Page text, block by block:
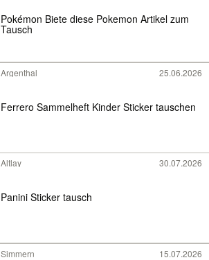
Pokémon Biete diese Pokemon Artikel zum
Tausch
Argenthal 25.06.2026
Ferrero Sammelheft Kinder Sticker tauschen
Altlay 30.07.2026
Panini Sticker tausch
Simmern 15.07.2026